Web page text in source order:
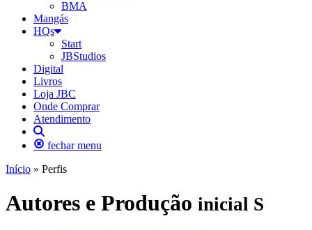
BMA
Mangás
HQs
Start
JBStudios
Digital
Livros
Loja JBC
Onde Comprar
Atendimento
fechar menu
Início » Perfis
Autores e Produção inicial S